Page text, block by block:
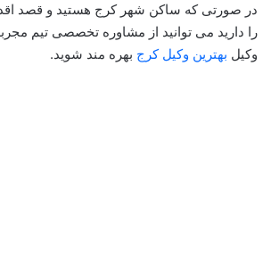
در صورتی که ساکن شهر کرج هستید و قصد
را دارید می توانید از مشاوره تخصصی تیم
وکیل بهترین وکیل کرج بهره مند شوید.